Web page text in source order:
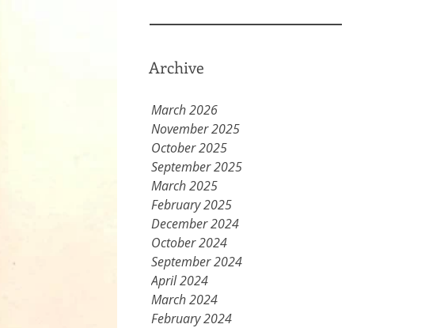
Archive
March 2026
November 2025
October 2025
September 2025
March 2025
February 2025
December 2024
October 2024
September 2024
April 2024
March 2024
February 2024